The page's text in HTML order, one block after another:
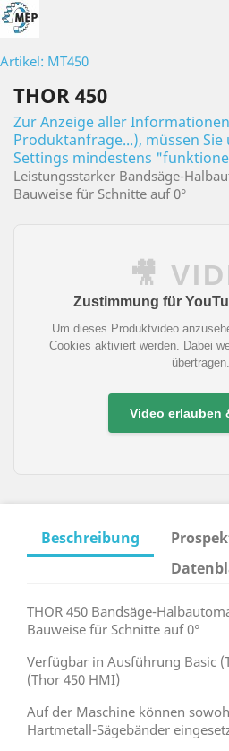
Artikel: MT450
THOR 450
Zur Anzeige aller
Produktanfrage...), müssen
Settings mindestens
Leistungsstarker Bandsäge-
Bauweise für Schnitte auf 0°
🎥
Zustimmung für
Um dieses Produktvideo
Cookies aktiviert werden. Dabei
übertragen.
Video erlauben
Beschreibung
THOR 450 Bandsäge-
Bauweise für Schnitte auf 0°
Verfügbar in Ausführung Basic
(Thor 450 HMI)
Auf der Maschine können
Hartmetall-Sägebänder